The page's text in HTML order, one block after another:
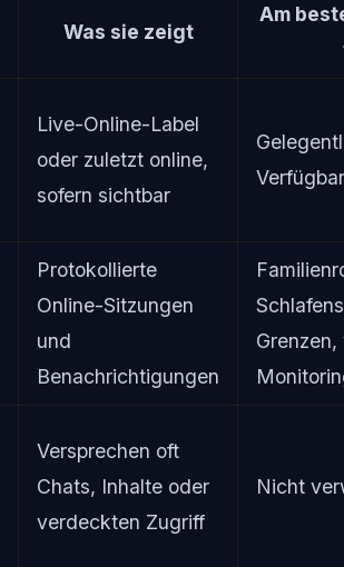
Was sie zeigt
Am
Live-Online-Label
oder zuletzt online,
sofern sichtbar
Protokollierte
Online-Sitzungen
und
Benachrichtigungen
Versprechen oft
Chats, Inhalte oder
verdeckten Zugriff
Nicht